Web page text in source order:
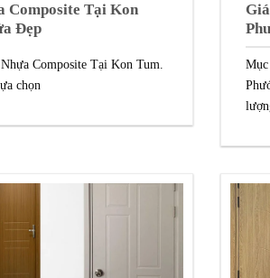
Composite Tại Kon
Đẹp
Composite Tại Kon Tum.
chọn